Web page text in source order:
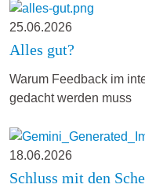
25.06.2026
Alles gut?
Warum Feedback im
gedacht werden muss
18.06.2026
Schluss mit den